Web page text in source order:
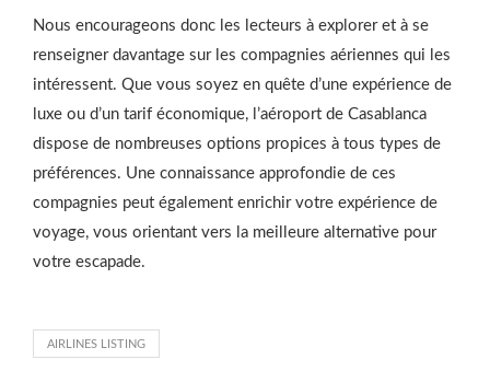
Nous encourageons donc les lecteurs à explorer et à se
renseigner davantage sur les compagnies aériennes qui les
intéressent. Que vous soyez en quête d’une expérience de
luxe ou d’un tarif économique, l’aéroport de Casablanca
dispose de nombreuses options propices à tous types de
préférences. Une connaissance approfondie de ces
compagnies peut également enrichir votre expérience de
voyage, vous orientant vers la meilleure alternative pour
votre escapade.
AIRLINES LISTING